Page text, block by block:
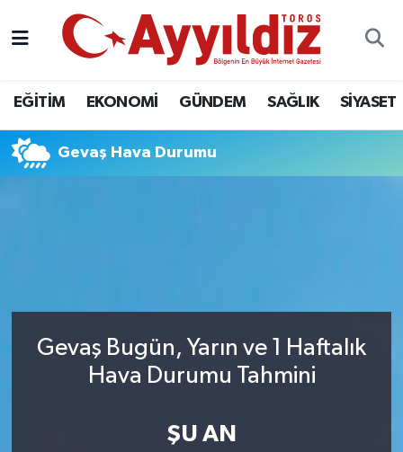
EĞİTİM EKONOMİ GÜNDEM SAĞLIK SİYASET
Gevaş Hava Durumu
Gevaş Bugün, Yarın ve 1 Haftalık
Hava Durumu Tahmini
ŞU AN